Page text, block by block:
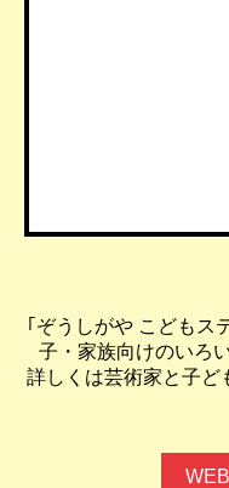
｢ぞうしがや こどもス
子・家族向けのいろ
詳しくは芸術家と子ど